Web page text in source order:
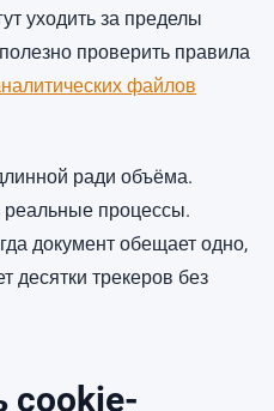
уходить за пределы
проверить правила
файлов
ради объёма.
реальные процессы.
документ обещает одно,
десятки трекеров без
cookie-